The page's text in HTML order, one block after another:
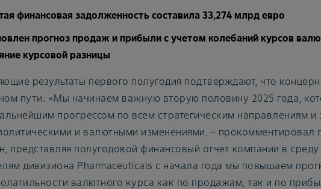
финансовая задолженность составила 33,274 млрд евро
прогноз продаж и прибыли с учетом колебаний курсов
курсовой разницы
результаты первого полугодия подтверждают, что
пути. «Мы начинаем важную вторую половину 2025 года,
прогрессом по всем стратегическим направлениям
и валютными изменениями, – прокомментировал
представляя полугодовой финансовый отчет компании в среду
дивизиона Pharmaceuticals с начала года мы повышаем
валютного курса как по продажам, так и по